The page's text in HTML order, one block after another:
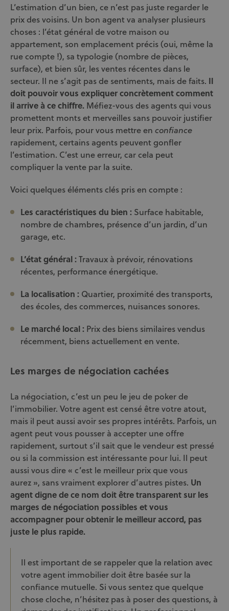
L’estimation d’un bien, ce n’est pas juste regarder le
prix des voisins. Un bon agent va analyser plusieurs
choses : l’état général de votre maison ou
appartement, son emplacement précis (oui, même la
rue compte !), sa typologie (nombre de pièces,
surface), et bien sûr, les ventes récentes dans le
secteur. Il ne s’agit pas de sentiments, mais de faits. Il
doit pouvoir vous expliquer concrètement comment
il arrive à ce chiffre. Méfiez-vous des agents qui vous
promettent monts et merveilles sans pouvoir justifier
leur prix. Parfois, pour vous mettre en confiance
rapidement, certains agents peuvent gonfler
l’estimation. C’est une erreur, car cela peut
compliquer la vente par la suite.
Voici quelques éléments clés pris en compte :
Les caractéristiques du bien : Surface habitable,
nombre de chambres, présence d’un jardin, d’un
garage, etc.
L’état général : Travaux à prévoir, rénovations
récentes, performance énergétique.
La localisation : Quartier, proximité des transports,
des écoles, des commerces, nuisances sonores.
Le marché local : Prix des biens similaires vendus
récemment, biens actuellement en vente.
Les marges de négociation cachées
La négociation, c’est un peu le jeu de poker de
l’immobilier. Votre agent est censé être votre atout,
mais il peut aussi avoir ses propres intérêts. Parfois, un
agent peut vous pousser à accepter une offre
rapidement, surtout s’il sait que le vendeur est pressé
ou si la commission est intéressante pour lui. Il peut
aussi vous dire « c’est le meilleur prix que vous
aurez », sans vraiment explorer d’autres pistes. Un
agent digne de ce nom doit être transparent sur les
marges de négociation possibles et vous
accompagner pour obtenir le meilleur accord, pas
juste le plus rapide.
Il est important de se rappeler que la relation avec
votre agent immobilier doit être basée sur la
confiance mutuelle. Si vous sentez que quelque
chose cloche, n’hésitez pas à poser des questions, à